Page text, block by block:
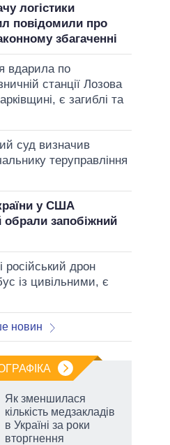
логістики
повідомили про
збагаченні
вдарила по
станції Лозова
є загиблі та
суд визначив
теруправління
у США
обрали запобіжний
дрон
із цивільними, є
новин
Як зменшилася
кількість медзакладів
в Україні за роки
вторгнення